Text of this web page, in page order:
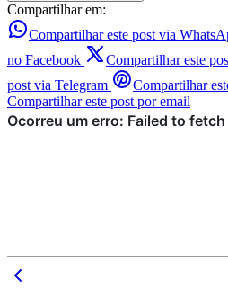
Compartilhar em:
Compartilhar este post via
no Facebook
Compartilhar este
post via Telegram
Compartilhar
Compartilhar este post por email